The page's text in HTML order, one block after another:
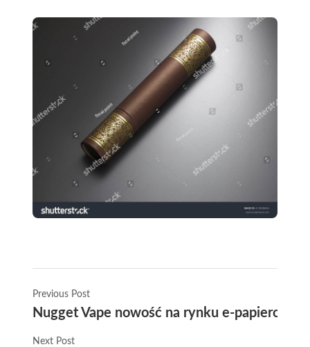
Previous Post
Nugget Vape nowość na rynku e-
Next Post